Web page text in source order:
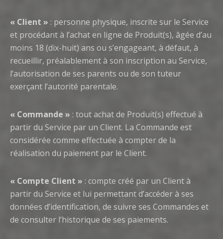
« Client » : personne physique, inscrite sur le Service
et procédant à l’achat en ligne de Produit(s), âgée d’au
moins 18 (dix-huit) ans ou s’engageant, à défaut, à
recueillir, préalablement à son inscription au Service,
l’autorisation de ses parents ou de son tuteur
exerçant l’autorité parentale.
« Commande » : tout achat de Produit(s) effectué à
partir du Service par un Client. La Commande est
considérée comme effectuée à compter de la
réalisation du paiement par le Client.
« Compte Client » : compte créé par un Client à
partir du Service et lui permettant d’accéder à ses
données d’identification, de suivre ses Commandes et
de consulter l’historique de ses paiements.